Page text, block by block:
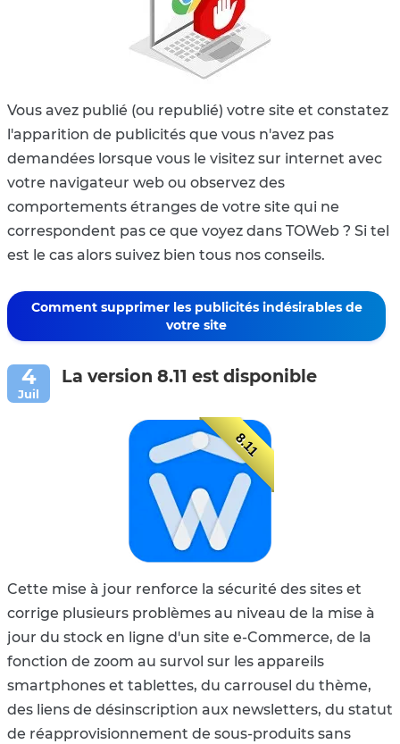
Vous avez publié (ou republié) votre site et constatez
l'apparition de publicités que vous n'avez pas
demandées lorsque vous le visitez sur internet avec
votre navigateur web ou observez des
comportements étranges de votre site qui ne
correspondent pas ce que voyez dans TOWeb ? Si tel
est le cas alors suivez bien tous nos conseils.
Comment supprimer les publicités indésirables de
votre site
La version 8.11 est disponible
8.11
Cette mise à jour renforce la sécurité des sites et
corrige plusieurs problèmes au niveau de la mise à
jour du stock en ligne d'un site e-Commerce, de la
fonction de zoom au survol sur les appareils
smartphones et tablettes, du carrousel du thème,
des liens de désinscription aux newsletters, du statut
de réapprovisionnement de sous-produits sans